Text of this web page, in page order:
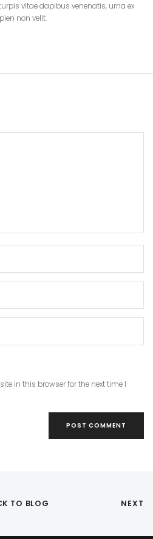
vitae dapibus venenatis, urna ex
non velit.
in this browser for the next time I
TO BLOG NEXT